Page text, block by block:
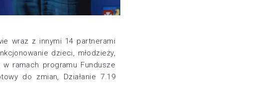
wraz z innymi 14 partnerami
dzieci, młodzieży,
ramach programu Fundusze
do zmian, Działanie 7.19